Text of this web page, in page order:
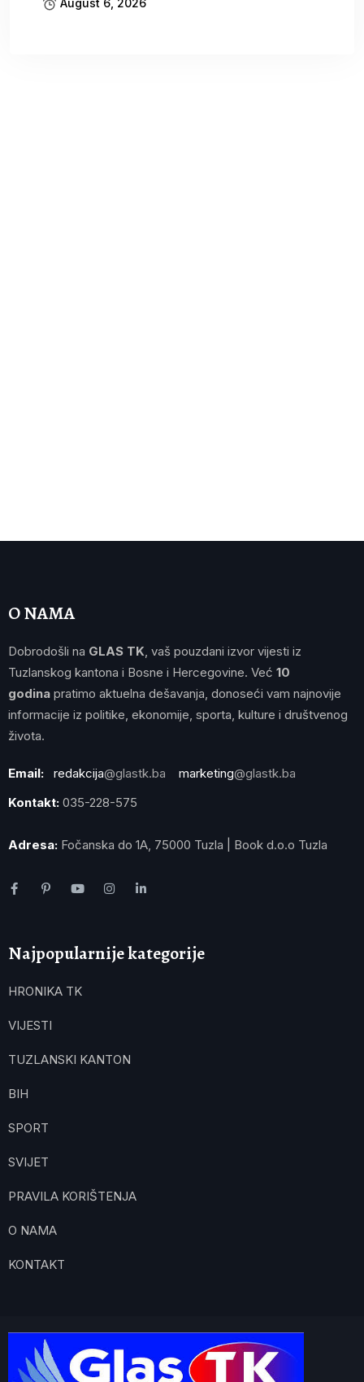
O NAMA
Dobrodošli na GLAS TK , vaš pouzdani izvor vijesti iz
Tuzlanskog kantona i Bosne i Hercegovine. Već 10
godina pratimo aktuelna dešavanja, donoseći vam najnovije
informacije iz politike, ekonomije, sporta, kulture i društvenog
života.
Email: redakcija@glastk.ba marketing@glastk.ba
Kontakt: 035-228-575
Adresa: Fočanska do 1A, 75000 Tuzla | Book d.o.o Tuzla
Najpopularnije kategorije
HRONIKA TK
VIJESTI
TUZLANSKI KANTON
BIH
SPORT
SVIJET
PRAVILA KORIŠTENJA
O NAMA
KONTAKT